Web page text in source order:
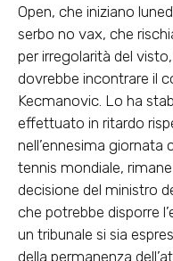
Open, che iniziano
serbo no vax, che
per irregolarità del
dovrebbe incontrare il
Kecmanovic. Lo ha
effettuato in ritardo
nell’ennesima giornata
tennis mondiale,
decisione del ministro
che potrebbe disporre
un tribunale si sia
della permanenza